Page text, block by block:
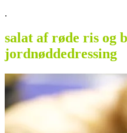
.
salat af røde ris og
jordnøddedressing